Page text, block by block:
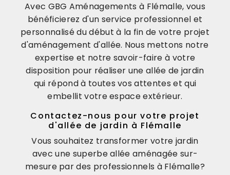
Avec GBG Aménagements à Flémalle, vous
bénéficierez d'un service professionnel et
personnalisé du début à la fin de votre projet
d'aménagement d'allée. Nous mettons notre
expertise et notre savoir-faire à votre
disposition pour réaliser une allée de jardin
qui répond à toutes vos attentes et qui
embellit votre espace extérieur.
Contactez-nous pour votre projet
d'allée de jardin à Flémalle
Vous souhaitez transformer votre jardin
avec une superbe allée aménagée sur-
mesure par des professionnels à Flémalle?